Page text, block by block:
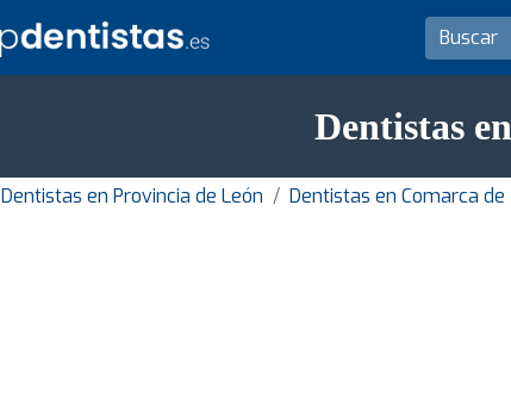
Dentistas
Dentistas en Provincia de León Dentistas en Comarca